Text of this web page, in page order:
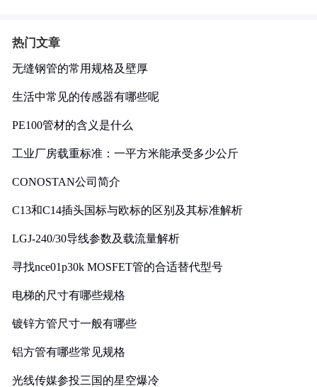
热门文章
无缝钢管的常用规格及壁厚
生活中常见的传感器有哪些呢
PE100管材的含义是什么
工业厂房载重标准：一平方米能承受多少公斤
CONOSTAN公司简介
C13和C14插头国标与欧标的区别及其标准解析
LGJ-240/30导线参数及载流量解析
寻找nce01p30k MOSFET管的合适替代型号
电梯的尺寸有哪些规格
镀锌方管尺寸一般有哪些
铝方管有哪些常见规格
光线传媒参投三国的星空爆冷